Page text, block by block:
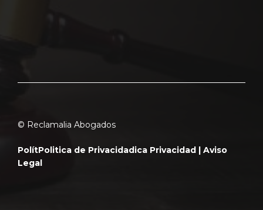
© Reclamalia Abogados
PolítPolitica de Privacidad ica Privacidad | Aviso
Legal